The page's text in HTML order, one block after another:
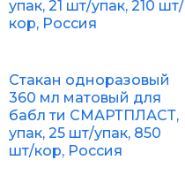
упак, 21 шт/упак, 210 шт/
кор, Россия
Стакан одноразовый
360 мл матовый для
бабл ти СМАРТПЛАСТ,
упак, 25 шт/упак, 850
шт/кор, Россия